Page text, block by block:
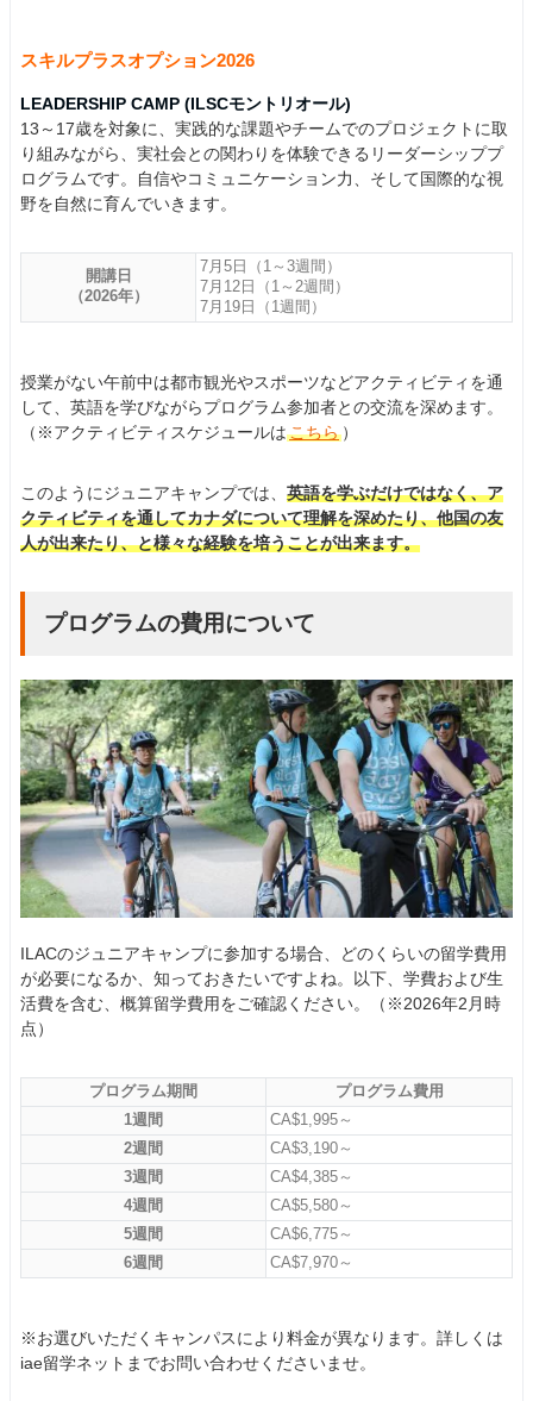
スキルプラスオプション2026
LEADERSHIP CAMP (ILSCモントリオール)
13～17歳を対象に、実践的な課題やチームでのプロジェクトに取
り組みながら、実社会との関わりを体験できるリーダーシッププ
ログラムです。自信やコミュニケーション力、そして国際的な視
野を自然に育んでいきます。
開講日
（2026年）
7月5日（1～3週間）
7月12日（1～2週間）
7月19日（1週間）
授業がない午前中は都市観光やスポーツなどアクティビティを通
して、英語を学びながらプログラム参加者との交流を深めます。
（※アクティビティスケジュールは こちら ）
このようにジュニアキャンプでは、 英語を学ぶだけではなく、ア
クティビティを通してカナダについて理解を深めたり、他国の友
人が出来たり、と様々な経験を培うことが出来ます。
プログラムの費用について
ILACのジュニアキャンプに参加する場合、どのくらいの留学費用
が必要になるか、知っておきたいですよね。以下、学費および生
活費を含む、概算留学費用をご確認ください。（※2026年2月時
点）
プログラム期間
プログラム費用
1週間
CA$1,995～
2週間
CA$3,190～
3週間
CA$4,385～
4週間
CA$5,580～
5週間
CA$6,775～
6週間
CA$7,970～
※お選びいただくキャンパスにより料金が異なります。詳しくは
iae留学ネットまでお問い合わせくださいませ。